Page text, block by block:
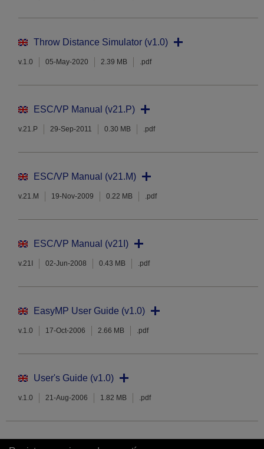
Throw Distance Simulator (v1.0)
v.1.0 05-May-2020 2.39 MB .pdf
ESC/VP Manual (v21.P)
v.21.P 29-Sep-2011 0.30 MB .pdf
ESC/VP Manual (v21.M)
v.21.M 19-Nov-2009 0.22 MB .pdf
ESC/VP Manual (v21I)
v.21I 02-Jun-2008 0.43 MB .pdf
EasyMP User Guide (v1.0)
v.1.0 17-Oct-2006 2.66 MB .pdf
User's Guide (v1.0)
v.1.0 21-Aug-2006 1.82 MB .pdf